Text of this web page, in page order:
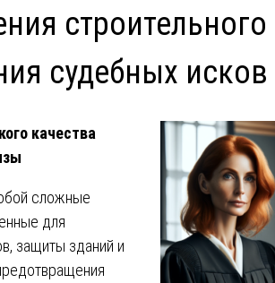
строительного
судебных исков
качества
сложные
для
защиты зданий и